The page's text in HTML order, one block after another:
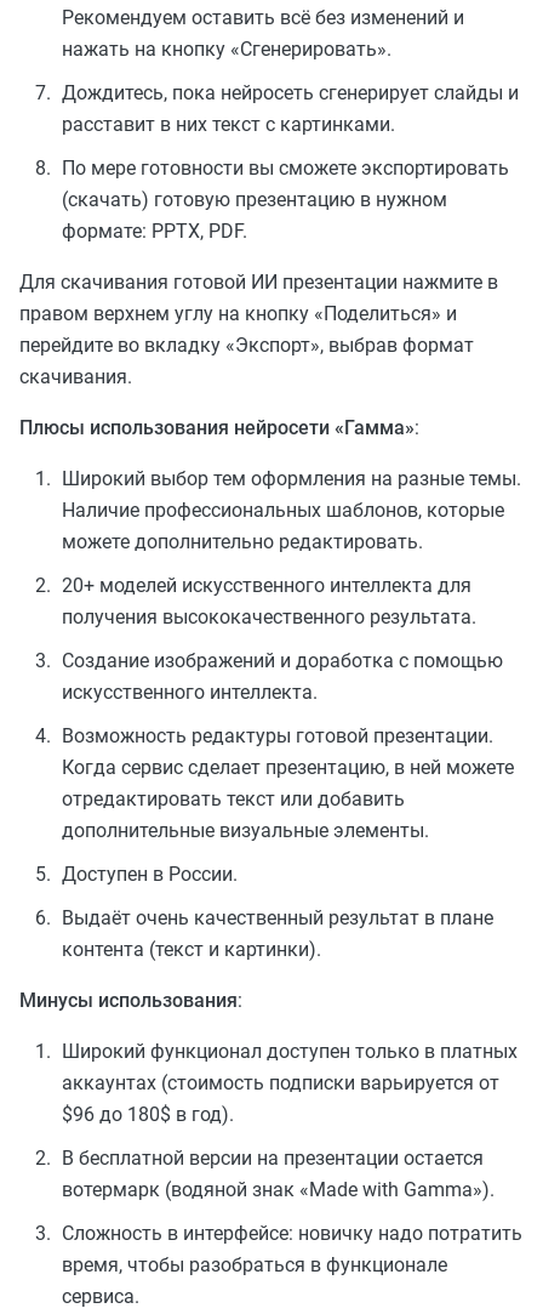
Рекомендуем оставить всё без изменений и
нажать на кнопку «Сгенерировать».
Дождитесь, пока нейросеть сгенерирует слайды и
расставит в них текст с картинками.
По мере готовности вы сможете экспортировать
(скачать) готовую презентацию в нужном
формате: PPTX, PDF.
Для скачивания готовой ИИ презентации нажмите в
правом верхнем углу на кнопку «Поделиться» и
перейдите во вкладку «Экспорт», выбрав формат
скачивания.
Плюсы использования нейросети «Гамма»:
Широкий выбор тем оформления на разные темы.
Наличие профессиональных шаблонов, которые
можете дополнительно редактировать.
20+ моделей искусственного интеллекта для
получения высококачественного результата.
Создание изображений и доработка с помощью
искусственного интеллекта.
Возможность редактуры готовой презентации.
Когда сервис сделает презентацию, в ней можете
отредактировать текст или добавить
дополнительные визуальные элементы.
Доступен в России.
Выдаёт очень качественный результат в плане
контента (текст и картинки).
Минусы использования:
Широкий функционал доступен только в платных
аккаунтах (стоимость подписки варьируется от
$96 до 180$ в год).
В бесплатной версии на презентации остается
вотермарк (водяной знак «Made with Gamma»).
Сложность в интерфейсе: новичку надо потратить
время, чтобы разобраться в функционале
сервиса.